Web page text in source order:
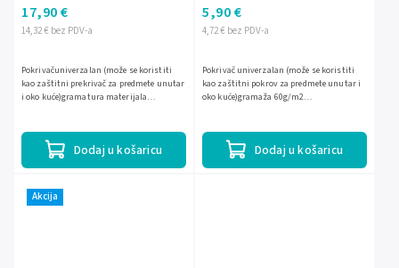
14,32 € bez PDV-a
17,90 €
Dodaj u košaricu
Pokrivačuniverzalan (može se koristiti
kao zaštitni prekrivač za predmete unutar
i oko kuće)gramatura materijala
4,72 € bez PDV-a
5,90 €
Dodaj u košaricu
Pokrivač univerzalan (može se koristiti
kao zaštitni pokrov za predmete unutar i
oko kuće)gramaža 60g/m2
Akcija